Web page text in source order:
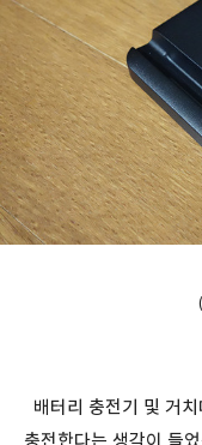
배터리 충전기 및 거
충전한다는 생각이 들